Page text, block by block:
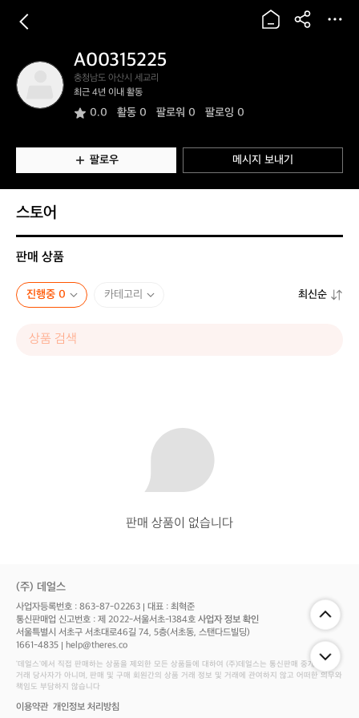
A
0
0
5
2
5
A00315225
충청남도 아산시 세교리
최근 4년 이내 활동
0.0 활동 0 팔로워 0 팔로잉 0
팔로우 메시지 보내기
스토어
판매 상품
진행중 0 카테고리 최신순
판매 상품이 없습니다
(주) 데얼스
사업자등록번호 : 863-87-02263 대표 : 최혁준
통신판매업 신고번호 : 제 2022-서울서초-1384호 사업자 정보 확인
서울특별시 서초구 서초대로46길 74, 5층(서초동, 스탠다드빌딩)
1661-4835 help@theres.co
‘데얼스'에서 직접 판매하는 상품을 제외한 모든 상품들에 대하여 (주)데얼스는 통신판매 중개자로서
거래 당사자가 아니며, 판매 및 구매 회원간의 상품 거래 정보 및 거래에 관여하지 않고 어떠한 의무와
책임도 부담하지 않습니다
이용약관 개인정보 처리방침